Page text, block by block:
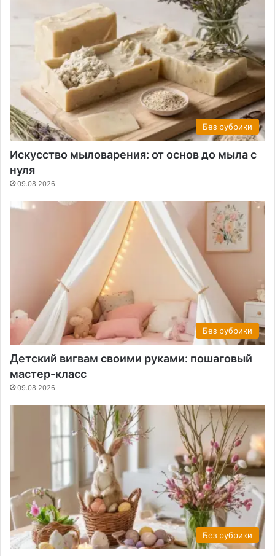
Без рубрики
Искусство мыловарения: от основ до мыла с
нуля
09.08.2026
Без рубрики
Детский вигвам своими руками: пошаговый
мастер-класс
09.08.2026
Без рубрики